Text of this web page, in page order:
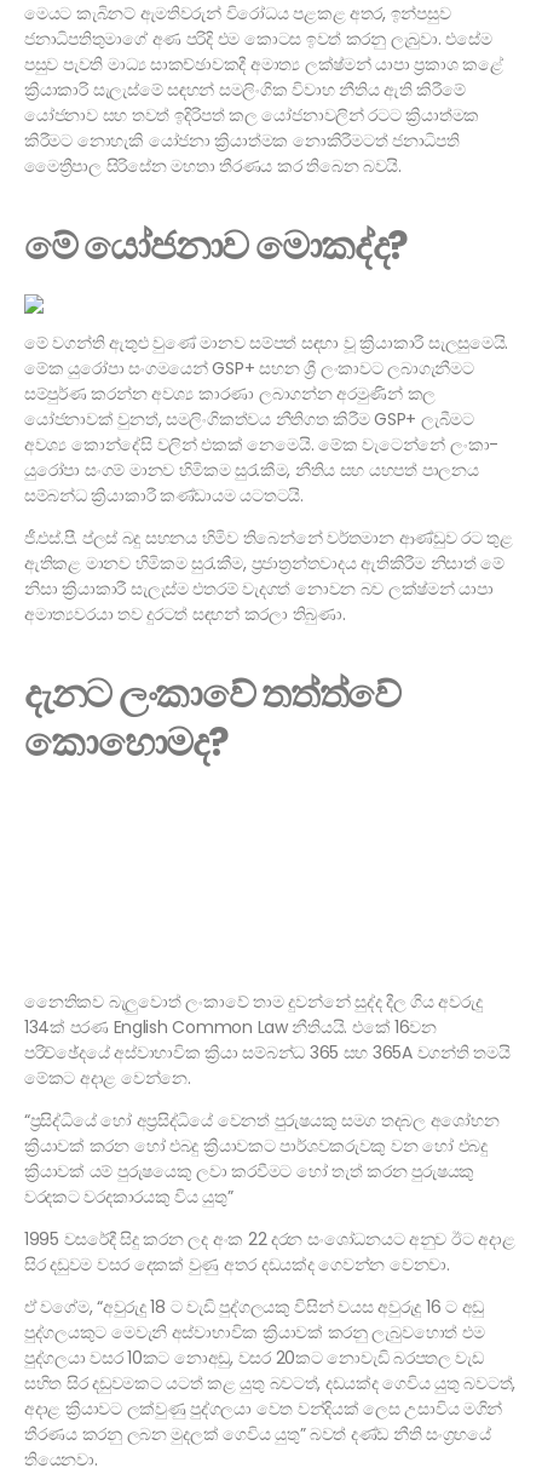
මෙයට කැබිනට් ඇමතිවරුන් විරෝධය පළකළ අතර, ඉන්පසුව
ජනාධිපතිතුමාගේ අණ පරිදි එම කොටස ඉවත් කරනු ලැබුවා. එසේම
පසුව පැවති මාධ්‍ය සාකච්ඡාවකදී අමාත්‍ය ලක්ෂ්මන් යාපා ප්‍රකාශ කළේ
ක්‍රියාකාරි සැලැස්මේ සඳහන් සමලිංගික විවාහ නීතිය ඇති කිරීමේ
යෝජනාව සහ තවත් ඉදිරිපත් කල යෝජනාවලින් රටට ක්‍රියාත්මක
කිරීමට නොහැකි යෝජනා ක්‍රියාත්මක නොකිරීමටත් ජනාධිපති
මෛත්‍රීපාල සිරිසේන මහතා තීරණය කර තිබෙන බවයි.
මේ යෝජනාව මොකද්ද?
මේ වගන්ති ඇතුළු වුණේ මානව සම්පත් සඳහා වූ ක්‍රියාකාරී සැලසුමෙයි.
මේක යුරෝපා සංගමයෙන් GSP+ සහන ශ්‍රී ලංකාවට ලබාගැනීමට
සම්පුර්ණ කරන්න අවශ්‍ය කාරණා ලබාගන්න අරමුණින් කල
යෝජනාවක් වුනත්, සමලිංගිකත්වය නීතිගත කිරීම GSP+ ලැබීමට
අවශ්‍ය කොන්දේසි වලින් එකක් නෙමෙයි. මේක වැටෙන්නේ ලංකා-
යුරෝපා සංගම් මානව හිමිකම සුරැකීම, නීතිය සහ යහපත් පාලනය
සම්බන්ධ ක්‍රියාකාරී කණ්ඩායම යටතටයි.
ජී.එස්.පී. ප්ලස් බදු සහනය හිමිව තිබෙන්නේ වර්තමාන ආණ්ඩුව රට තුළ
ඇතිකළ මානව හිමිකම සුරැකීම, ප්‍රජාත්‍රන්තවාදය ඇතිකිරීම නිසාත් මේ
නිසා ක්‍රියාකාරී සැලැස්ම එතරම් වැදගත් නොවන බව ලක්ෂ්මන් යාපා
අමාත්‍යවරයා තව දුරටත් සඳහන් කරලා තිබුණා.
දැනට ලංකාවේ තත්ත්වේ
කොහොමද?
නෙෙතිකව බැලුවොත් ලංකාවේ තාම දුවන්නේ සුද්ද දීල ගිය අවරුදු
134ක් පරණ English Common Law නීතියයි. එකේ 16වන
පරිච්ඡේදයේ අස්වාභාවික ක්‍රියා සම්බන්ධ 365 සහ 365A වගන්ති තමයි
මේකට අදාළ වෙන්නෙ.
“ප්‍රසිද්ධියේ හෝ අප්‍රසිද්ධියේ වෙනත් පුරුෂයකු සමග තදබල අශෝභන
ක්‍රියාවක් කරන හෝ එබදු ක්‍රියාවකට පාර්ශවකරුවකු වන හෝ එබදු
ක්‍රියාවක් යම් පුරුෂයෙකු ලවා කරවීමට හෝ තැත් කරන පුරුෂයකු
වරදකට වරදකාරයකු විය යුතු”
1995 වසරේදී සිදු කරන ලද අංක 22 දරන සංශෝධනයට අනුව ඊට අදාළ
සිර දඩුවම වසර දෙකක් වුණු අතර දඩයක්ද ගෙවන්න වෙනවා.
ඒ වගේම, “අවුරුදු 18 ට වැඩි පුද්ගලයකු විසින් වයස අවුරුදු 16 ට අඩු
පුද්ගලයකුට මෙවැනි අස්වාභාවික ක්‍රියාවක් කරනු ලැබුවහොත් එම
පුද්ගලයා වසර 10කට නොඅඩු, වසර 20කට නොවැඩි බරපතල වැඩ
සහිත සිර දඩුවමකට යටත් කළ යුතු බවටත්, දඩයක්ද ගෙවිය යුතු බවටත්,
අදාළ ක්‍රියාවට ලක්වුණු පුද්ගලයා වෙත වන්දියක් ලෙස උසාවිය මගින්
තීරණය කරනු ලබන මුදලක් ගෙවිය යුතු” බවත් දණ්ඩ නීති සංග්‍රහයේ
තියෙනවා.